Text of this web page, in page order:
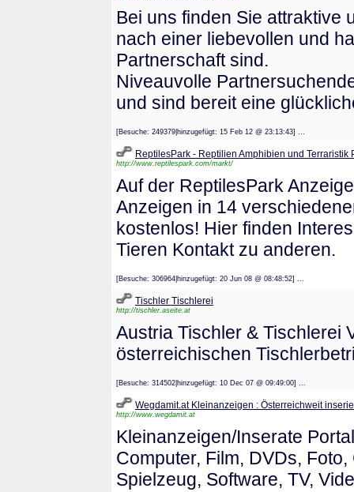
Bei uns finden Sie attraktive
nach einer liebevollen und
Partnerschaft sind.
Niveauvolle
und sind bereit eine
[Besuche: 249379|hinzugefügt: 15 Feb 12 @ 23:13:43] ...
ReptilesPark - Reptilien Amphibien und Terraristik
http://www.reptilespark.com/markt/
Auf der ReptilesPark
Anzeigen in 14
kostenlos! Hier finden
Tieren Kontakt zu anderen.
[Besuche: 306964|hinzugefügt: 20 Jun 08 @ 08:48:52] ...
Tischler Tischlerei
http://tischler.aseite.at
Austria Tischler & Tischlerei
österreichischen
[Besuche: 314502|hinzugefügt: 10 Dec 07 @ 09:49:00] ...
Wegdamit.at Kleinanzeigen : Österreichweit
http://www.wegdamit.at
Kleinanzeigen/Inserate
Computer, Film, DVDs,
Spielzeug, Software, TV,